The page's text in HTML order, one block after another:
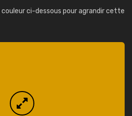
ci-dessous pour agrandir cette